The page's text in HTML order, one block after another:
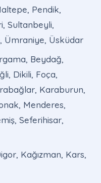
Pendik,
Sultanbeyli,
Ümraniye, Üsküdar
Beydağ,
Dikili, Foça,
Karaburun,
Menderes,
Seferihisar,
Kağızman, Kars,